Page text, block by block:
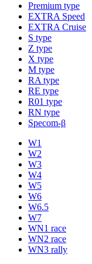
Premium type
EXTRA Speed
EXTRA Cruise
S type
Z type
X type
M type
RA type
RE type
R01 type
RN type
Specom-β
W1
W2
W3
W4
W5
W6
W6.5
W7
WN1 race
WN2 race
WN3 rally